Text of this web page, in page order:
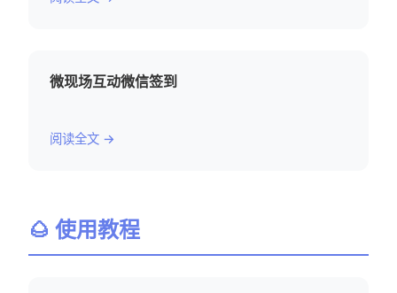
微现场互动微信签到
阅读全文 →
🌰 使用教程